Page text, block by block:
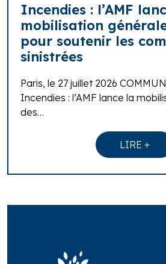
Incendies : l’AMF
mobilisation
pour soutenir les
sinistrées
Paris, le 27 juillet 2026
Incendies : l’AMF lance la
des…
LIRE +